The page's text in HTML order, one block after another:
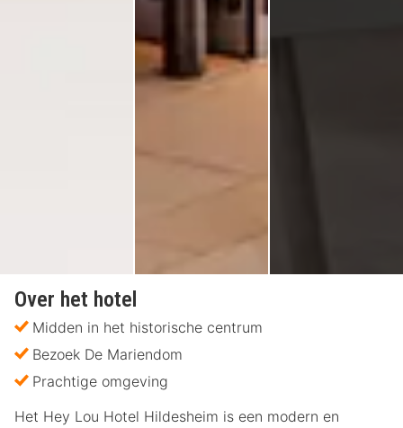
Over het hotel
Midden in het historische centrum
Bezoek De Mariendom
Prachtige omgeving
Het Hey Lou Hotel Hildesheim is een modern en